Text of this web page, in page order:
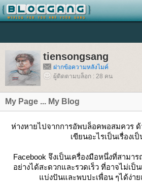
tiensongsang
ฝากข้อความหลังไมค์
ผู้ติดตามบล็อก : 28 คน
My Page ... My Blog
ห่างหายไปจากการอัพบล็อคพอสมควร
เขียนอะไรเป็นเรื่องเ
Facebook จึงเป็นเครื่องมือหนึ่งที่สาม
อย่างได้สะดวกและรวดเร็ว ที่อาจไม่เป็
บ่งปันและพบปะเพื่อน ๆได้ง่าย